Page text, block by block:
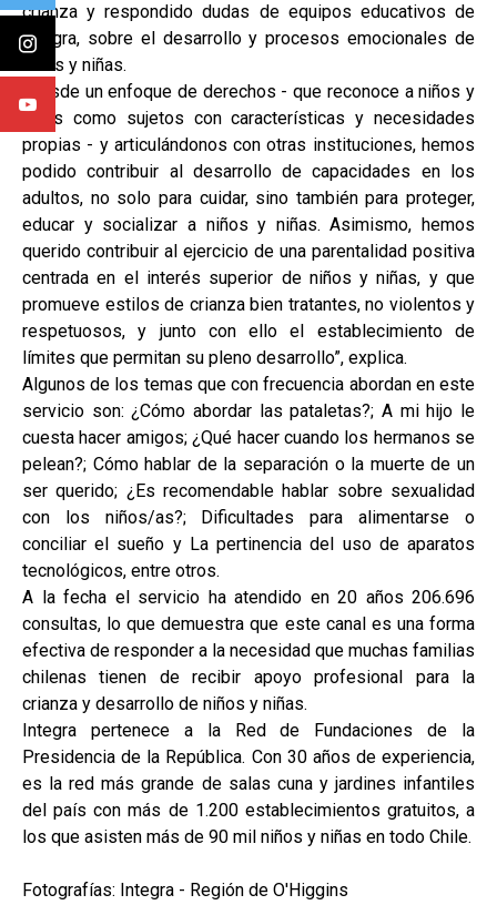
crianza y respondido dudas de equipos educativos de
Integra, sobre el desarrollo y procesos emocionales de
niños y niñas.
“Desde un enfoque de derechos - que reconoce a niños y
niñas como sujetos con características y necesidades
propias - y articulándonos con otras instituciones, hemos
podido contribuir al desarrollo de capacidades en los
adultos, no solo para cuidar, sino también para proteger,
educar y socializar a niños y niñas. Asimismo, hemos
querido contribuir al ejercicio de una parentalidad positiva
centrada en el interés superior de niños y niñas, y que
promueve estilos de crianza bien tratantes, no violentos y
respetuosos, y junto con ello el establecimiento de
límites que permitan su pleno desarrollo”, explica.
Algunos de los temas que con frecuencia abordan en este
servicio son: ¿Cómo abordar las pataletas?; A mi hijo le
cuesta hacer amigos; ¿Qué hacer cuando los hermanos se
pelean?; Cómo hablar de la separación o la muerte de un
ser querido; ¿Es recomendable hablar sobre sexualidad
con los niños/as?; Dificultades para alimentarse o
conciliar el sueño y La pertinencia del uso de aparatos
tecnológicos, entre otros.
A la fecha el servicio ha atendido en 20 años 206.696
consultas, lo que demuestra que este canal es una forma
efectiva de responder a la necesidad que muchas familias
chilenas tienen de recibir apoyo profesional para la
crianza y desarrollo de niños y niñas.
Integra pertenece a la Red de Fundaciones de la
Presidencia de la República. Con 30 años de experiencia,
es la red más grande de salas cuna y jardines infantiles
del país con más de 1.200 establecimientos gratuitos, a
los que asisten más de 90 mil niños y niñas en todo Chile.
Fotografías: Integra - Región de O'Higgins